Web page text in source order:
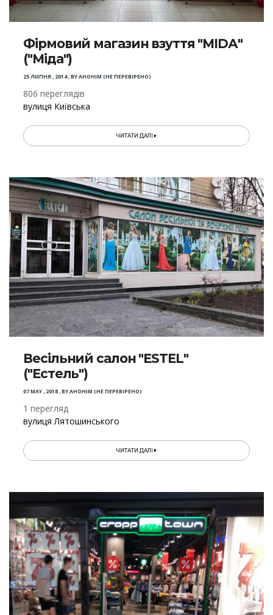
Фірмовий магазин взуття "МІDА"
("Міда")
25 ЛИПНЯ , 2014,BYАНОНІМ (НЕ ПЕРЕВІРЕНО)
806 переглядів
вулиця Київська
ЧИТАТИ ДАЛІ
Весільний салон "ESTEL"
("Естель")
07 MAY , 2018,BYАНОНІМ (НЕ ПЕРЕВІРЕНО)
1 перегляд
вулиця Лятошинського
ЧИТАТИ ДАЛІ